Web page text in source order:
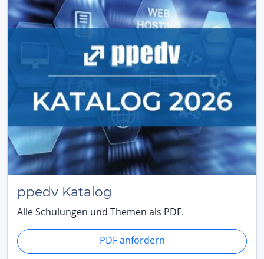
ppedv Katalog
Alle Schulungen und Themen als PDF.
PDF anfordern